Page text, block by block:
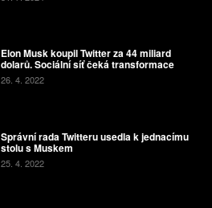
Elon Musk koupil Twitter za 44 miliard
dolarů. Sociální síť čeká transformace
26. 4. 2022
Správní rada Twitteru usedla k jednacímu
stolu s Muskem
25. 4. 2022